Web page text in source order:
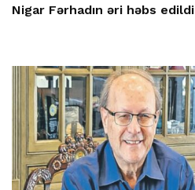
Nigar Fərhadın əri həbs edildi